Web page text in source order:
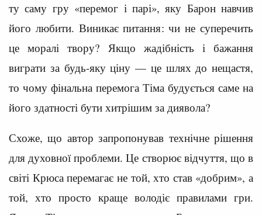
ту саму гру «перемог і парі», яку Барон навчив
його любити. Виникає питання: чи не суперечить
це моралі твору? Якщо жадібність і бажання
виграти за будь-яку ціну — це шлях до нещастя,
то чому фінальна перемога Тіма будується саме на
його здатності бути хитрішим за диявола?
Схоже, що автор запропонував технічне рішення
для духовної проблеми. Це створює відчуття, що в
світі Крюса перемагає не той, хто став «добрим», а
той, хто просто краще володіє правилами гри.